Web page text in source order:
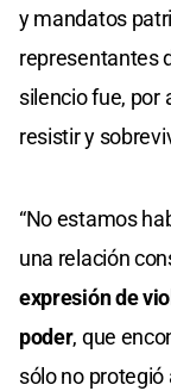
y mandatos
representantes
silencio fue, por
resistir y
“No estamos
una relación
expresión de
poder, que
sólo no protegió